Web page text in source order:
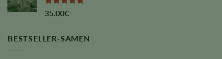
Rated5.00
35.00€
BESTSELLER-SAMEN